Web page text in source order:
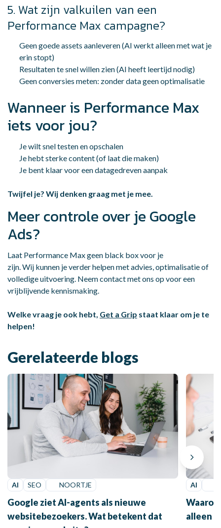
5. Wat zijn valkuilen van een
Performance Max campagne?
Geen goede assets aanleveren (AI werkt alleen met wat je
erin stopt)
Resultaten te snel willen zien (AI heeft leertijd nodig)
Geen conversies meten: zonder data geen optimalisatie
Wanneer is Performance Max
iets voor jou?
Je wilt snel testen en opschalen
Je hebt sterke content (of laat die maken)
Je bent klaar voor een datagedreven aanpak
Twijfel je? Wij denken graag met je mee.
Meer controle over je Google
Ads?
Laat Performance Max geen black box voor je
zijn. Wij kunnen je verder helpen met advies, optimalisatie of
volledige uitvoering. Neem contact met ons op voor een
vrijblijvende kennismaking.
Welke vraag je ook hebt, Get a Grip staat klaar om je te
helpen!
Gerelateerde blogs
AI SEO NOORTJE
Google ziet AI-agents als nieuwe
websitebezoekers. Wat betekent dat
AI
alleen